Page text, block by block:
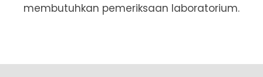
membutuhkan pemeriksaan laboratorium.